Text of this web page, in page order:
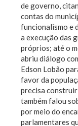
de governo,
contas do
funcionalismo e
a execução das
próprios; até o
abriu diálogo
Edson Lobão
favor da
precisa
também falou
por meio do
parlamentares